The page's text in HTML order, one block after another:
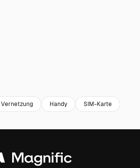
Vernetzung Handy SIM-Karte